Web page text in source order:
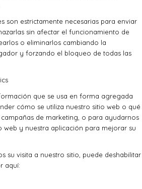
son estrictamente necesarias para enviar
sin afectar el funcionamiento de
o eliminarlos cambiando la
y forzando el bloqueo de todas las
que se usa en forma agregada
cómo se utiliza nuestro sitio web o qué
de marketing, o para ayudarnos
web y nuestra aplicación para mejorar su
su visita a nuestro sitio, puede deshabilitar
aquí: